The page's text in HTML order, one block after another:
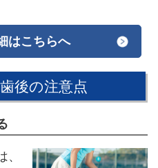
はこちらへ
後の注意点